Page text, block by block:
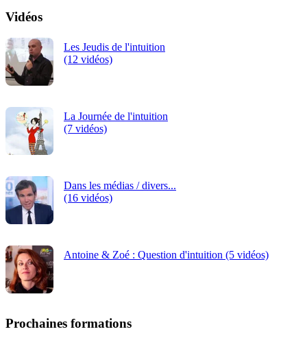
Vidéos
Les Jeudis de l'intuition
(12 vidéos)
La Journée de l'intuition
(7 vidéos)
Dans les médias / divers...
(16 vidéos)
Antoine & Zoé : Question d'intuition (5 vidéos)
Prochaines formations